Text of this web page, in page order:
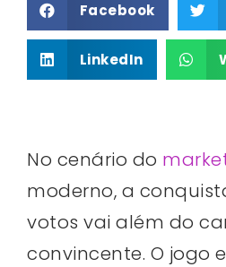
Facebook
LinkedIn
No cenário do
moderno, a
votos vai além do
convincente. O jogo